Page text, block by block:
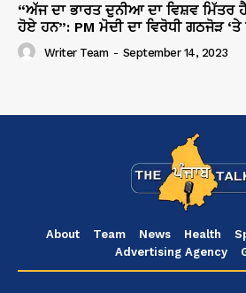
“ਅੱਜ ਦਾ ਭਾਰਤ ਦੁਨੀਆ ਦਾ ਵਿਸ਼ਵ ਮਿੱਤਰ
ਹੋਏ ਹਨ”: PM ਮੋਦੀ ਦਾ ਵਿਰੋਧੀ ਗਠਜੋੜ ‘ਤੇ
Writer Team - September 14, 2023
About Team News Health
Advertising Agency